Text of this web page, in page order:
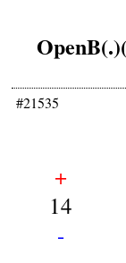
#21535
+
14
-